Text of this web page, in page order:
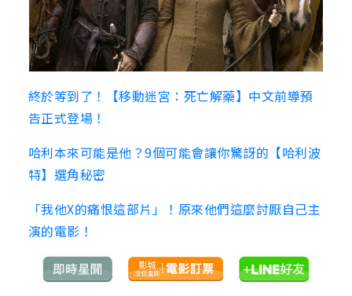
終於等到了！【移動迷宮：死亡解藥】中文前導預
告正式登場！
哈利本來可能是他？9個可能會讓你驚訝的【哈利波
特】選角秘密
「我他X的痛恨這部片」！原來他們這麼討厭自己主
演的電影！